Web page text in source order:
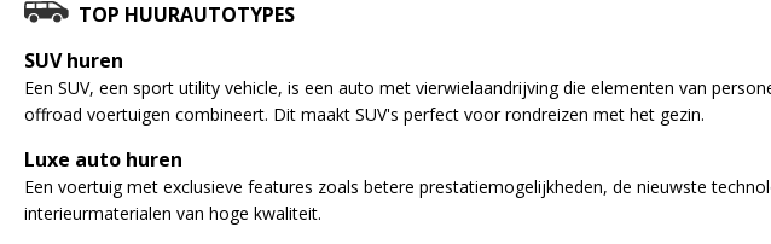
TOP HUURAUTOTYPES
SUV huren
Een SUV, een sport utility vehicle, is een auto met vierwielaandrijving die elementen van
offroad voertuigen combineert. Dit maakt SUV's perfect voor rondreizen met het gezin.
Luxe auto huren
Een voertuig met exclusieve features zoals betere prestatiemogelijkheden, de nieuwste
interieurmaterialen van hoge kwaliteit.